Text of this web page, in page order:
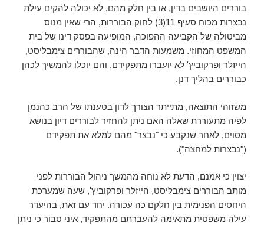
בוררים היושבים בדין, או בין חלק מהם, לא יכולה להקים עילת
נבצרות מכוח סעיף 11(3) לחוק הבוררות, הרי שאין מנוס
מביטולה של הקביעה ההפוכה, המופיעה בפסק דינו של בית
המשפט המחוזי. משמעות הדבר הינה, שהבוררים צימבליסט,
הייזלר ופרקוביץ' לא יועברו מתפקידם, והם יוכלו להמשיך לכהן
כבוררים בהליך דנן.
משזוהי התוצאה, מתייתר הצורך לדון בטענתו של הרב כהנמן
לפיה מתעוררת שאלה האם ניתן להחזיר לבוררים דיון בנושא
מסוים, לאחר שנקבע כי "נבצר" מהם למלא את תפקידם
("נבצרות למחצה").
יצוין כי אמנם, הדעת לא נוחה מהמשך ניהול הבוררות לפני
מותב הבוררים צימבליסט, הייזלר ופרקוביץ', שעה שמערכת
היחסים הפנימית בין חלקם כה עכורה. יחד עם זאת, בהיעדר
עילה משפטית מתאימה להעברתם מהתפקיד, איני סבור כי ניתן